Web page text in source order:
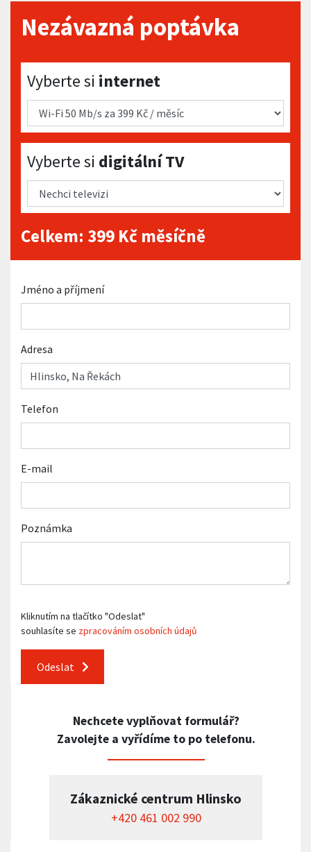
Nezávazná poptávka
Vyberte si internet
Vyberte si internet
Vyberte si digitální TV
Vyberte si digitální TV
Celkem: 399 Kč měsíčně
Jméno a příjmení
Adresa
Telefon
E-mail
Poznámka
Kliknutím na tlačítko "Odeslat"
souhlasíte se zpracováním osobních údajů
Odeslat
Nechcete vyplňovat formulář?
Zavolejte a vyřídíme to po telefonu.
Zákaznické centrum Hlinsko
+420 461 002 990